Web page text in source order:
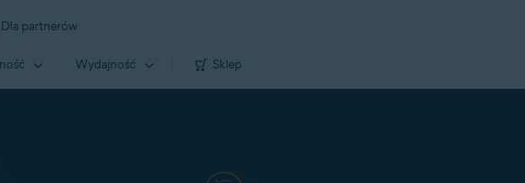
Dla partnerów
Wydajność Sklep